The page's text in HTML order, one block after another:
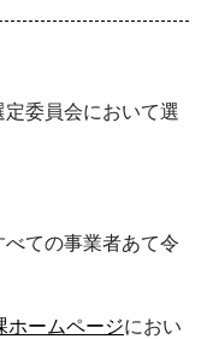
委員会において選
ての事業者あて令
ホームページにおい